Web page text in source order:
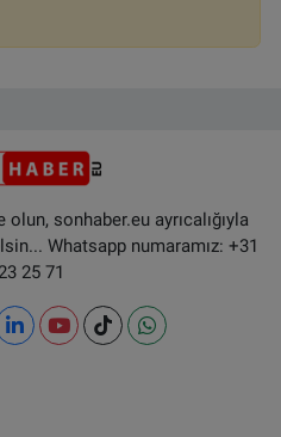
sonhaber.eu ayrıcalığıyla
Whatsapp numaramız: +31
25 71